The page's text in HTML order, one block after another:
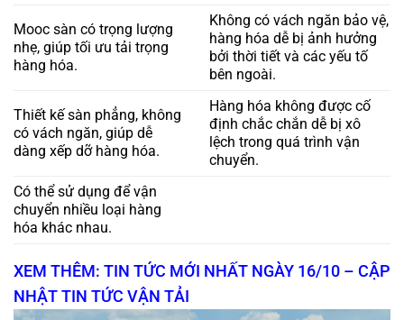
Mooc sàn có trọng lượng
nhẹ, giúp tối ưu tải trọng
hàng hóa.
Không có vách ngăn bảo vệ,
hàng hóa dễ bị ảnh hưởng
bởi thời tiết và các yếu tố
bên ngoài.
Thiết kế sàn phẳng, không
có vách ngăn, giúp dễ
dàng xếp dỡ hàng hóa.
Hàng hóa không được cố
định chắc chắn dễ bị xô
lệch trong quá trình vận
chuyển.
Có thể sử dụng để vận
chuyển nhiều loại hàng
hóa khác nhau.
XEM THÊM: TIN TỨC MỚI NHẤT NGÀY 16/10 – CẬP
NHẬT TIN TỨC VẬN TẢI